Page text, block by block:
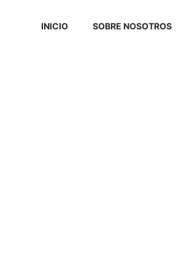
INICIO SOBRE NOSOTROS